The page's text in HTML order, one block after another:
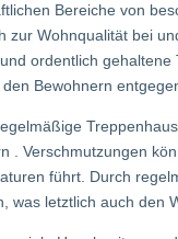
Bereiche von
zur Wohnqualität bei
ordentlich
Bewohnern
. Verschmutzungen
führt. Durch
was letztlich auch den